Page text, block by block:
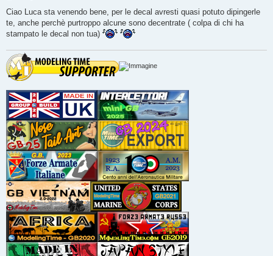
s
a
g
o
Ciao Luca sta venendo bene, per le decal avresti quasi potuto dipingerle
te, anche perchè purtroppo alcune sono decentrate ( colpa di chi ha
stampato le decal non tua)